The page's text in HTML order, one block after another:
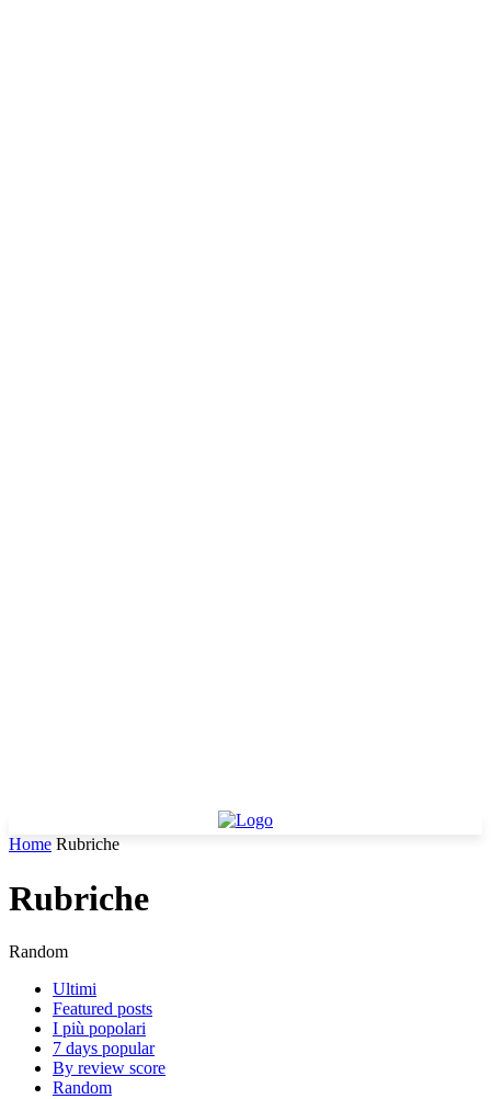
Home Rubriche
Rubriche
Random
Ultimi
Featured posts
I più popolari
7 days popular
By review score
Random